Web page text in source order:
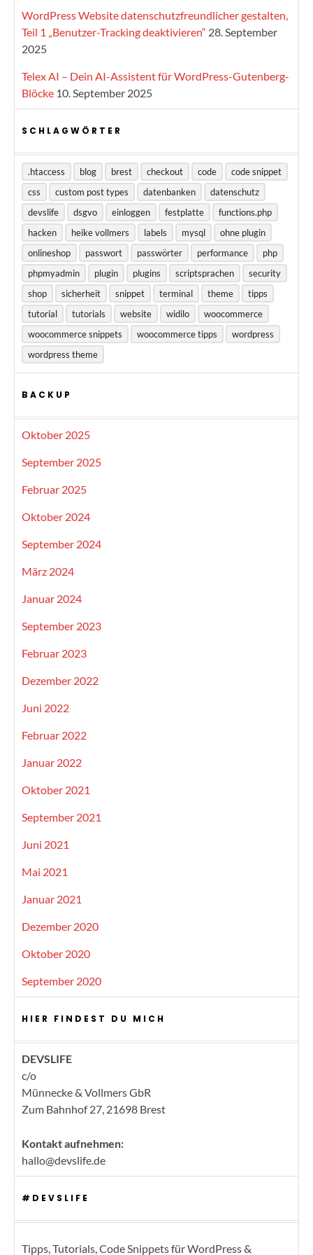
WordPress Website datenschutzfreundlicher gestalten,
Teil 1 „Benutzer-Tracking deaktivieren“ 28. September
2025
Telex AI – Dein AI-Assistent für WordPress-Gutenberg-
Blöcke 10. September 2025
SCHLAGWÖRTER
.htaccess blog brest checkout code
code snippet
css
custom post types datenbanken
datenschutz
devslife
dsgvo einloggen festplatte
functions.php
hacken
heike vollmers labels mysql
ohne plugin
onlineshop
passwort passwörter performance
php
phpmyadmin
plugin plugins scriptsprachen
security
shop
sicherheit snippet terminal theme
tipps
tutorial
tutorials website widilo
woocommerce
woocommerce snippets
woocommerce tipps
wordpress
wordpress theme
BACKUP
Oktober 2025
September 2025
Februar 2025
Oktober 2024
September 2024
März 2024
Januar 2024
September 2023
Februar 2023
Dezember 2022
Juni 2022
Februar 2022
Januar 2022
Oktober 2021
September 2021
Juni 2021
Mai 2021
Januar 2021
Dezember 2020
Oktober 2020
September 2020
HIER FINDEST DU MICH
DEVSLIFE
c/o
Münnecke & Vollmers GbR
Zum Bahnhof 27, 21698 Brest
Kontakt aufnehmen:
hallo@devslife.de
#DEVSLIFE
Tipps, Tutorials, Code Snippets für WordPress &